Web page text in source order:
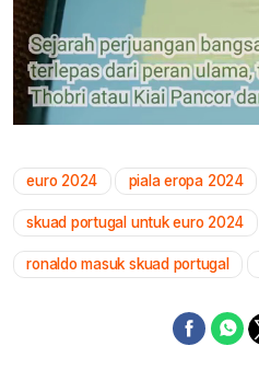
euro 2024 piala eropa 2024
skuad portugal untuk euro 2024
ronaldo masuk skuad portugal